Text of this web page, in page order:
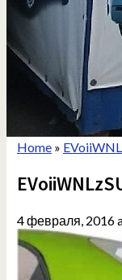
Home»
4 февраля, 2016